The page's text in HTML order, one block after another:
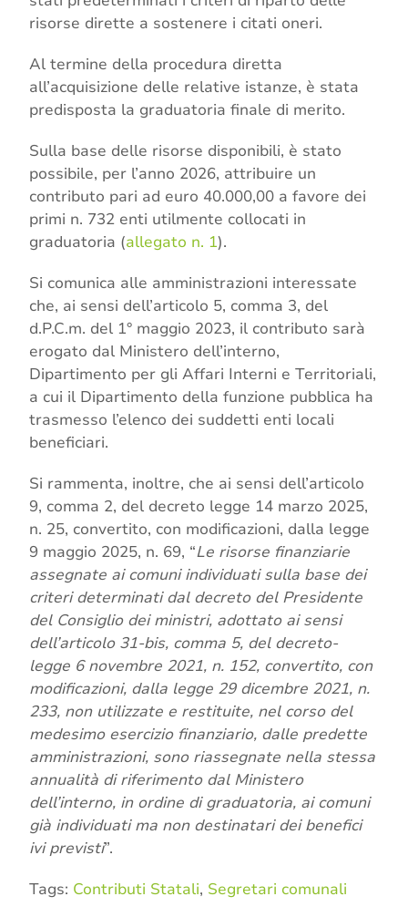
risorse dirette a sostenere i citati oneri.
Al termine della procedura diretta
all’acquisizione delle relative istanze, è stata
predisposta la graduatoria finale di merito.
Sulla base delle risorse disponibili, è stato
possibile, per l’anno 2026, attribuire un
contributo pari ad euro 40.000,00 a favore dei
primi n. 732 enti utilmente collocati in
graduatoria (allegato n. 1).
Si comunica alle amministrazioni interessate
che, ai sensi dell’articolo 5, comma 3, del
d.P.C.m. del 1° maggio 2023, il contributo sarà
erogato dal Ministero dell’interno,
Dipartimento per gli Affari Interni e Territoriali,
a cui il Dipartimento della funzione pubblica ha
trasmesso l’elenco dei suddetti enti locali
beneficiari.
Si rammenta, inoltre, che ai sensi dell’articolo
9, comma 2, del decreto legge 14 marzo 2025,
n. 25, convertito, con modificazioni, dalla legge
9 maggio 2025, n. 69, “Le risorse finanziarie
assegnate ai comuni individuati sulla base dei
criteri determinati dal decreto del Presidente
del Consiglio dei ministri, adottato ai sensi
dell’articolo 31-bis, comma 5, del decreto-
legge 6 novembre 2021, n. 152, convertito, con
modificazioni, dalla legge 29 dicembre 2021, n.
233, non utilizzate e restituite, nel corso del
medesimo esercizio finanziario, dalle predette
amministrazioni, sono riassegnate nella stessa
annualità di riferimento dal Ministero
dell’interno, in ordine di graduatoria, ai comuni
già individuati ma non destinatari dei benefici
ivi previsti”.
Tags: Contributi Statali, Segretari comunali